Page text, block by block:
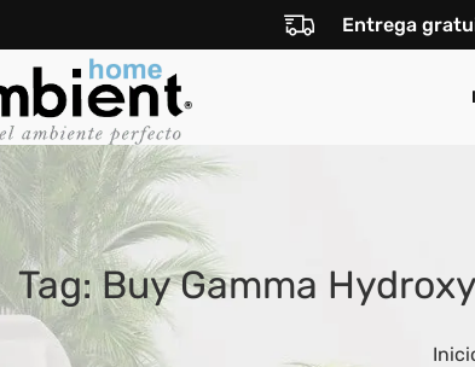
Entrega
Tag: Buy Gamma